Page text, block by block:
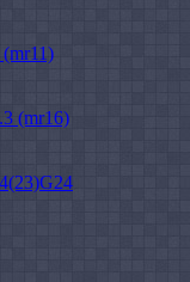
(mr16)